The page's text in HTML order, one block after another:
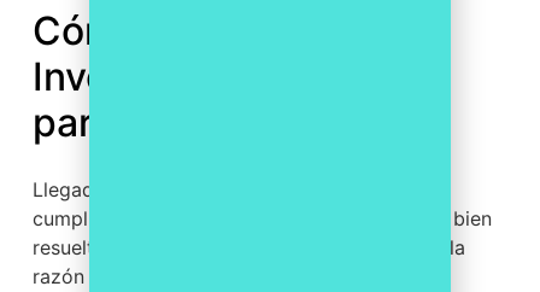
Cómo te ayuda
Inventowry a operar el
parque para NIS2
Llegados a este punto, la conclusión es clara:
cumplir NIS2 en la práctica depende de tener bien
resuelta la operativa del parque. Esa es justo la
razón de ser de